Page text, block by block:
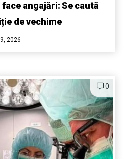
angajări: Se caută
de vechime
2026
0